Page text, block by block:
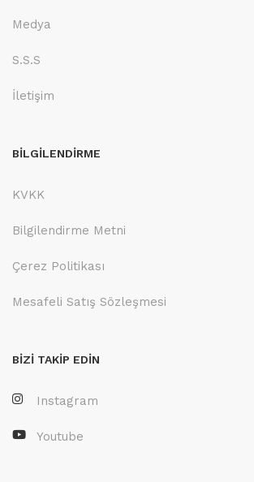
Medya
S.S.S
İletişim
BİLGİLENDİRME
KVKK
Bilgilendirme Metni
Çerez Politikası
Mesafeli Satış Sözleşmesi
BİZİ TAKİP EDİN
Instagram
Youtube